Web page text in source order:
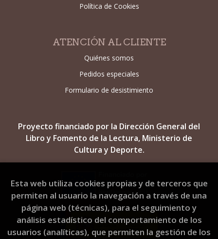
Política de Cookies
ATENCIÓN AL CLIENTE
Quiénes somos
Pedidos especiales
Formulario de desistimiento
Proyecto financiado por la Dirección General del
Libro y Fomento de la Lectura, Ministerio de
Cultura y Deporte.
Esta web utiliza cookies propias y de terceros que
permiten al usuario la navegación a través de una
página web (técnicas), para el seguimiento y
análisis estadístico del comportamiento de los
usuarios (analíticas), que permiten la gestión de los